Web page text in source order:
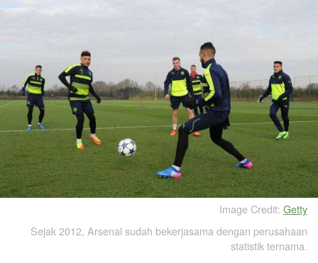
Image Credit: Getty
Sejak 2012, Arsenal sudah bekerjasama dengan perusahaan
statistik ternama.